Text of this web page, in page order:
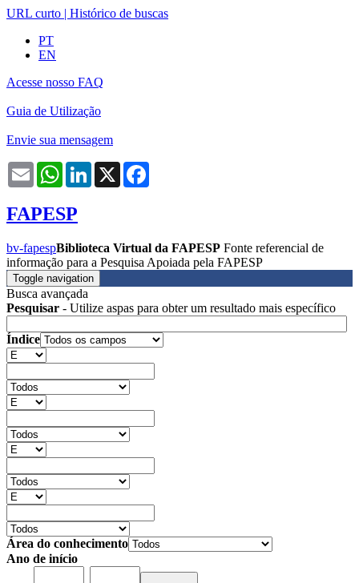
URL curto | Histórico de buscas
PT
EN
Acesse nosso FAQ
Guia de Utilização
Envie sua mensagem
Email WhatsAppLinkedIn
X
FAPESP
bv-fapespBiblioteca Virtual da FAPESP Fonte referencial de
informação para a Pesquisa Apoiada pela FAPESP
Toggle navigation
Busca avançada
Pesquisar - Utilize aspas para obter um resultado mais específico
Índice
Área do conhecimento
Ano de início